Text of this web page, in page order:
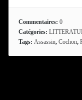
Commentaires: 0
Catégories:
Tags: Assassin, Cochon,